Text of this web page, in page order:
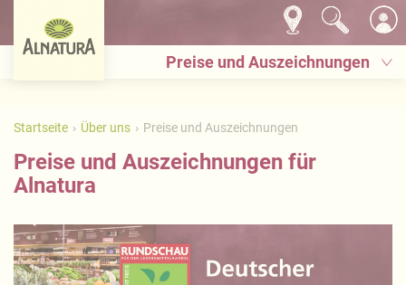
Preise und Auszeichnungen
Startseite Über uns Preise und Auszeichnungen
Preise und Auszeichnungen für
Alnatura